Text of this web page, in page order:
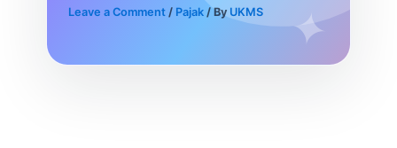
Leave a Comment / Pajak / By UKMS